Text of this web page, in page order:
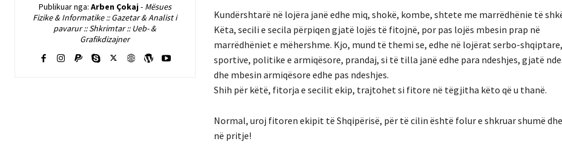
Publikuar nga: Arben Çokaj- Mësues
Fizike & Informatike :: Gazetar & Analist i
pavarur :: Shkrimtar :: Ueb- &
Grafikdizajner
Kundërshtarë në lojëra janë edhe miq, shokë, kombe, shtete me marrëdhënie të
Këta, secili e secila përpiqen gjatë lojës të fitojnë, por pas lojës mbesin prap në
marrëdhëniet e mëhershme. Kjo, mund të themi se, edhe në lojërat serbo-
sportive, politike e armiqësore, prandaj, si të tilla janë edhe para ndeshjes, gjatë
dhe mbesin armiqësore edhe pas ndeshjes.
Shih për këtë, fitorja e secilit ekip, trajtohet si fitore në tëgjitha këto që u thanë.
Normal, uroj fitoren ekipit të Shqipërisë, për të cilin është folur e shkruar shumë
në pritje!